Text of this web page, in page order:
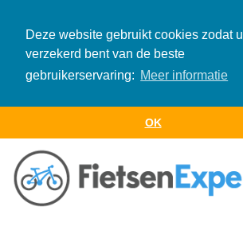
Deze website gebruikt cookies zodat u
verzekerd bent van de beste
gebruikerservaring: Meer informatie
OK